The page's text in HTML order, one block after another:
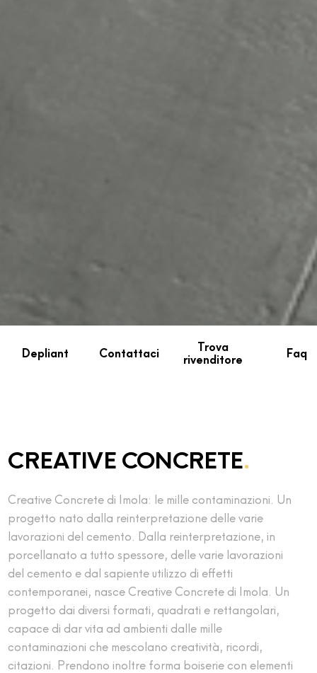
Depliant Contattaci
Trova
rivenditore
Faq
CREATIVE CONCRETE.
Creative Concrete di Imola: le mille contaminazioni. Un
progetto nato dalla reinterpretazione delle varie
lavorazioni del cemento. Dalla reinterpretazione, in
porcellanato a tutto spessore, delle varie lavorazioni
del cemento e dal sapiente utilizzo di effetti
contemporanei, nasce Creative Concrete di Imola. Un
progetto dai diversi formati, quadrati e rettangolari,
capace di dar vita ad ambienti dalle mille
contaminazioni che mescolano creatività, ricordi,
citazioni. Prendono inoltre forma boiserie con elementi